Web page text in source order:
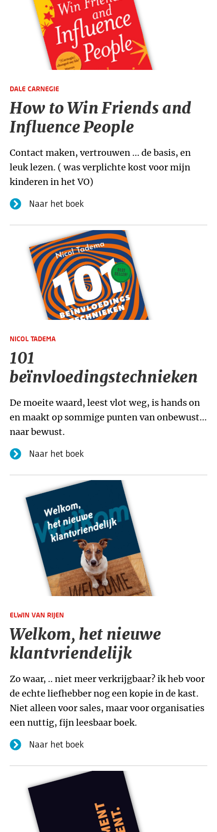
DALE CARNEGIE
How to Win Friends and
Influence People
Contact maken, vertrouwen ... de basis, en
leuk lezen. ( was verplichte kost voor mijn
kinderen in het VO)
Naar het boek
NICOL TADEMA
101
beïnvloedingstechnieken
De moeite waard, leest vlot weg, is hands on
en maakt op sommige punten van onbewust...
naar bewust.
Naar het boek
ELWIN VAN RIJEN
Welkom, het nieuwe
klantvriendelijk
Zo waar, .. niet meer verkrijgbaar? ik heb voor
de echte liefhebber nog een kopie in de kast.
Niet alleen voor sales, maar voor organisaties
een nuttig, fijn leesbaar boek.
Naar het boek